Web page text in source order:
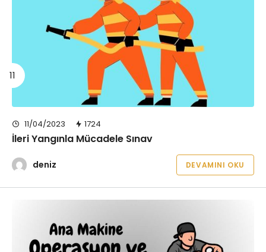
11/04/2023 1724
İleri Yangınla Mücadele Sınav
deniz DEVAMINI OKU